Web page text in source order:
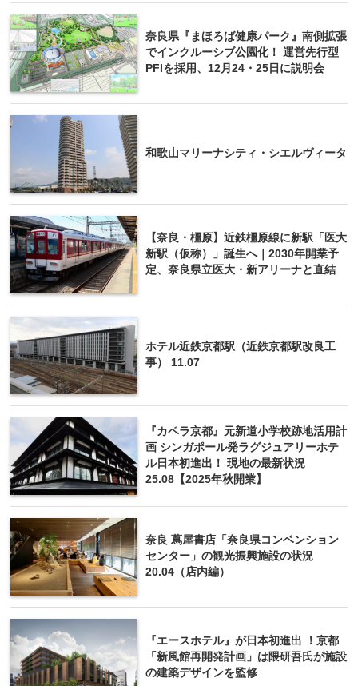
奈良県『まほろば健康パーク』南側拡張
でインクルーシブ公園化！ 運営先行型
PFIを採用、12月24・25日に説明会
和歌山マリーナシティ・シエルヴィータ
【奈良・橿原】近鉄橿原線に新駅「医大
新駅（仮称）」誕生へ｜2030年開業予
定、奈良県立医大・新アリーナと直結
ホテル近鉄京都駅（近鉄京都駅改良工
事） 11.07
『カペラ京都』元新道小学校跡地活用計
画 シンガポール発ラグジュアリーホテ
ル日本初進出！ 現地の最新状況
25.08【2025年秋開業】
奈良 蔦屋書店「奈良県コンベンション
センター」の観光振興施設の状況
20.04（店内編）
『エースホテル』が日本初進出 ！京都
「新風館再開発計画」は隈研吾氏が施設
の建築デザインを監修